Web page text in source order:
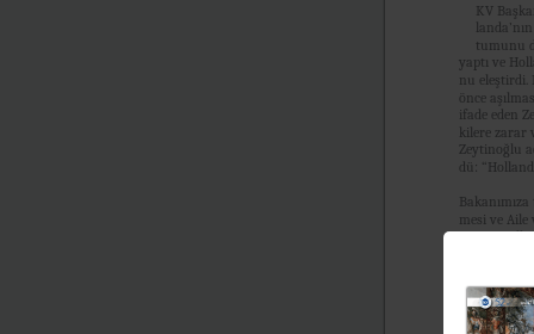
KV
tumunu
yaptı ve
nu
önce
ifade eden
kilere zarar
Zeytinoğlu
dü:
mesi ve Aile
nımızın
tur. Bu
halli
liğe yol